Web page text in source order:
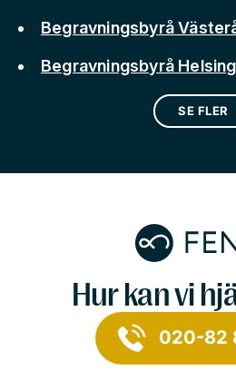
Begravningsbyrå
Begravningsbyrå
SE FLER
Hur kan vi
020-82